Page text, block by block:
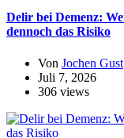
Delir bei Demenz:
dennoch das Risiko
Von Jochen Gust
Juli 7, 2026
306 views